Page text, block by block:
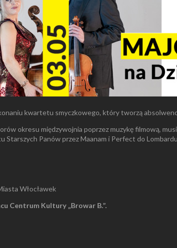
kwartetu smyczkowego, który tworzą
okresu międzywojnia poprzez muzykę filmową,
Panów przez Maanam i Perfect do
Włocławek
Centrum Kultury „Browar B.”.